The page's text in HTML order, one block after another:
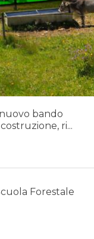
bando
ri...
Forestale